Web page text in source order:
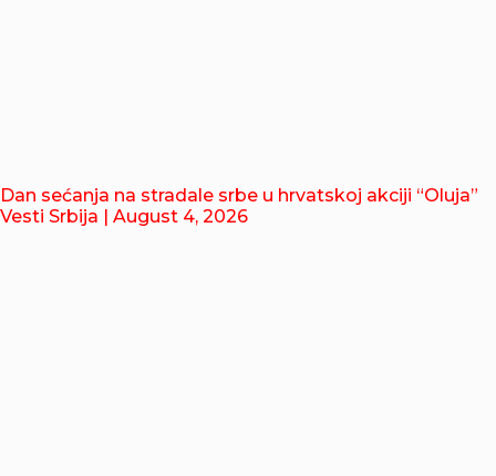
Dan sećanja na stradale srbe u hrvatskoj akciji “Oluja”
Vesti Srbija | August 4, 2026